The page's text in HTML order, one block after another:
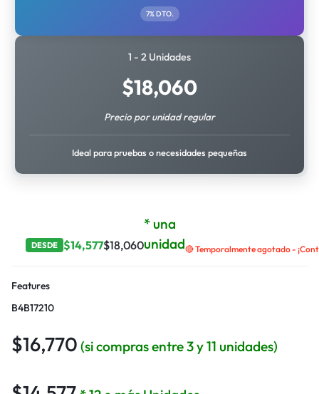
7% DTO.
1 - 2 Unidades
$18,060
Precio por unidad regular
Ideal para pruebas o necesidades pequeñas
DESDE $14,577$18,060
* una
unidad🔴 Temporalmente agotado -
Features
B4B17210
$16,770 (si compras entre 3 y 11 unidades)